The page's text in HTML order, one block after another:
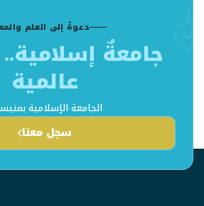
دعوةٌ إلى العلم
جامعةٌ
عالمية
الجامعة الإسلامية
سجل معنا